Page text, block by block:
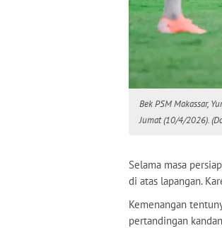
Bek PSM Makassar,
Jumat (10/4/2026).
Selama masa
di atas lapangan.
Kemenangan
pertandingan